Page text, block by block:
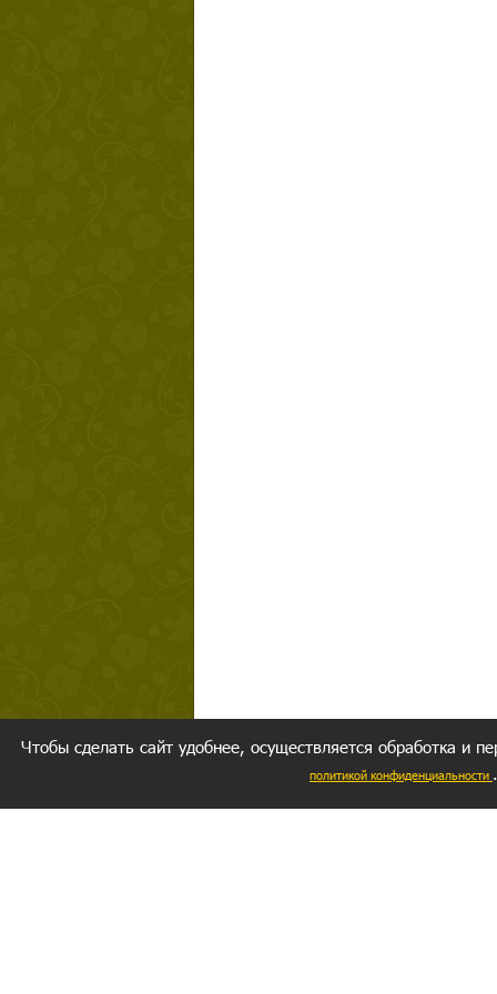
Чтобы сделать сайт удобнее, осуществляется обработка и
политикой конфиденциальности